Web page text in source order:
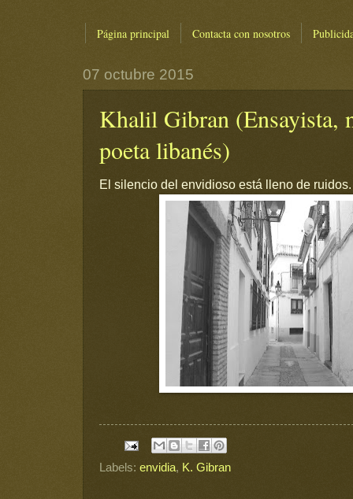
Página principal Contacta con nosotros
07 octubre 2015
Khalil Gibran (Ensayista,
poeta libanés)
El silencio del envidioso está lleno de ruidos.
Labels: envidia, K. Gibran